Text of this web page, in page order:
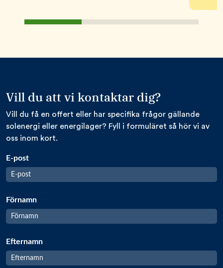
Vill du att vi kontaktar dig?
Vill du få en offert eller har specifika frågor gällande
solenergi eller energilager? Fyll i formuläret så hör vi av
oss inom kort.
E-post
Förnamn
Efternamn